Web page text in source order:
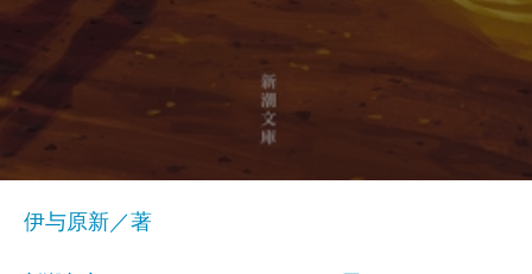
伊与原新／著